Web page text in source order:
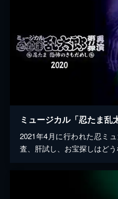
2021年4月に行われた忍ミ
査、肝試し、お宝探しはど